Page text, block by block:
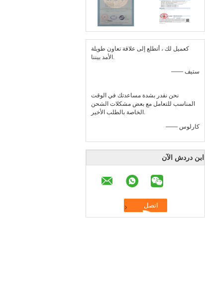
كعميل لك ، أتطلع إلى علاقة تعاون طويلة
الأمد بيننا.
—— ستيف
نحن نقدر بشدة مساعدتك في الوقت
المناسب للتعامل مع بعض مشكلات الشحن
الخاصة بالطلب الأخير.
—— كارلوس
ابن دردش الآن